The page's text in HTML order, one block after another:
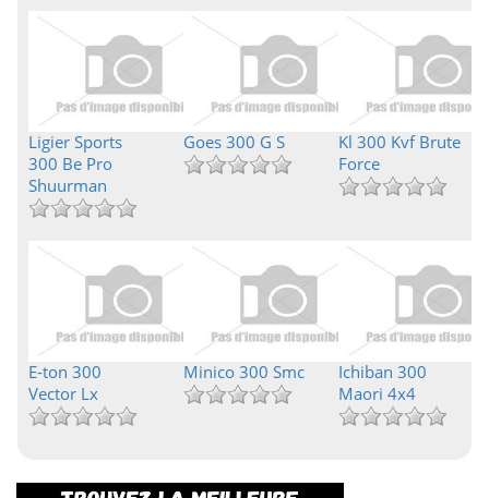
Ligier Sports
300 Be Pro
Shuurman
Goes 300 G S
Kl 300 Kvf Brute
Force
E-ton 300
Vector Lx
Minico 300 Smc
Ichiban 300
Maori 4x4